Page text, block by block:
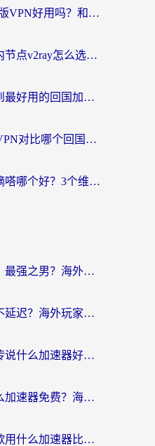
海外党必看：快帆TV版VPN好用吗？和快游VPN对比哪个回国效果更好？附实用避坑指南
海外党无忧指南：国内节点v2ray怎么选？一键回国VPN+多场景实测帮你避坑
海外党必看：如何选到最好用的回国加速器？从节点到售后的全维度指南
ChickCN VPN和洞见VPN对比哪个回国效果更好？海外党亲测3款加速器+避坑指南
海外党必看：斧牛和嘀嗒哪个好？3个维度教你选对回国加速器
印度怎么玩一拳超人：最强之男？海外党国服游戏加速避坑指南
国外怎么玩明日方舟不延迟？海外玩家国服游戏加速终极指南（附DNF梦幻诛仙解决方案）
海外党别愁！打炉石传说什么加速器好用？3个实用技巧解决国服游戏卡顿
国外玩流放之路用什么加速器免费？海外党亲测有效的国服游戏加速指南
国外玩国服浮生为卿歌用什么加速器比较好？海外党亲测不踩坑指南